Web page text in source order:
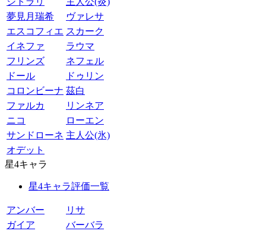
夢見月瑞希
ヴァレサ
エスコフィエ スカーク
イネファ
ラウマ
フリンズ
ネフェル
ドール
ドゥリン
コロンビーナ 茲白
ファルカ
リンネア
ニコ
ローエン
サンドローネ 主人公(氷)
オデット
星4キャラ
星4キャラ評価一覧
アンバー
リサ
ガイア
バーバラ